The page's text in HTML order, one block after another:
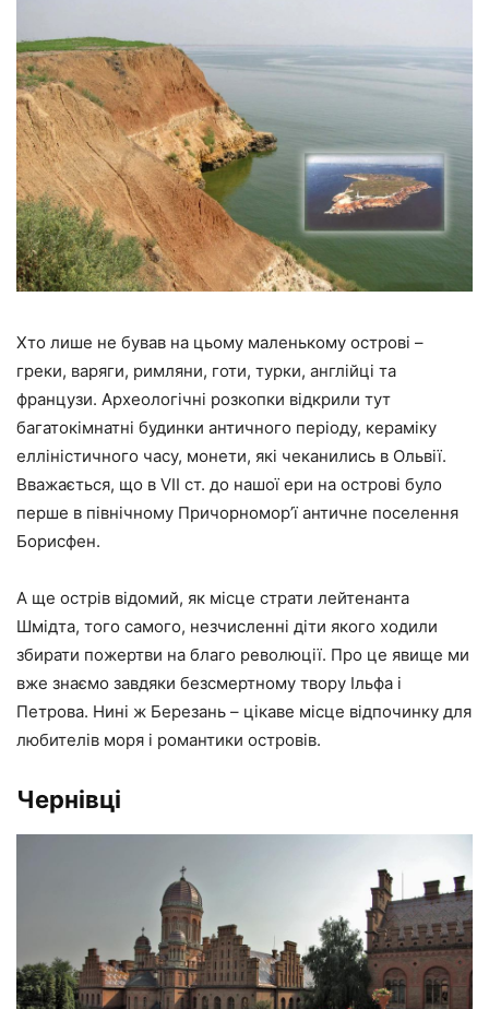
Хто лише не бував на цьому маленькому острові –
греки, варяги, римляни, готи, турки, англійці та
французи. Археологічні розкопки відкрили тут
багатокімнатні будинки античного періоду, кераміку
елліністичного часу, монети, які чеканились в Ольвії.
Вважається, що в VII ст. до нашої ери на острові було
перше в північному Причорномор’ї античне поселення
Борисфен.
А ще острів відомий, як місце страти лейтенанта
Шмідта, того самого, незчисленні діти якого ходили
збирати пожертви на благо революції. Про це явище ми
вже знаємо завдяки безсмертному твору Ільфа і
Петрова. Нині ж Березань – цікаве місце відпочинку для
любителів моря і романтики островів.
Чернівці